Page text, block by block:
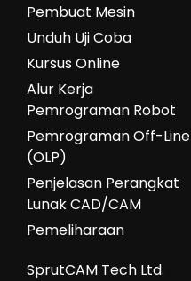
Pembuat Mesin
Unduh Uji Coba
Kursus Online
Alur Kerja
Pemrograman Robot
Pemrograman Off-Line
(OLP)
Penjelasan Perangkat
Lunak CAD/CAM
Pemeliharaan
SprutCAM Tech Ltd.